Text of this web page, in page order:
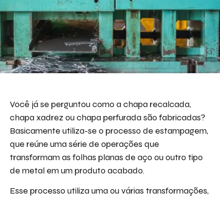
Você já se perguntou como a chapa recalcada,
chapa xadrez ou chapa perfurada são fabricadas?
Basicamente utiliza-se o processo de estampagem,
que reúne uma série de operações que
transformam as folhas planas de aço ou outro tipo
de metal em um produto acabado.
Esse processo utiliza uma ou várias transformações,